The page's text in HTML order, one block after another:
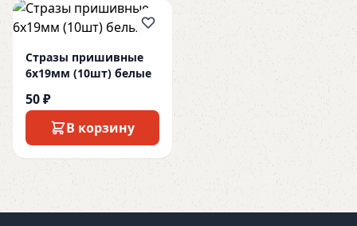
Стразы пришивные
6х19мм (10шт) белые
50 ₽
В корзину